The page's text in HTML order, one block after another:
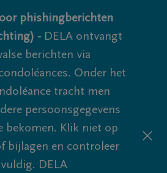
phishingberichten
- DELA ontvangt
berichten via
Onder het
tracht men
persoonsgegevens
bekomen. Klik niet op
bijlagen en controleer
DELA